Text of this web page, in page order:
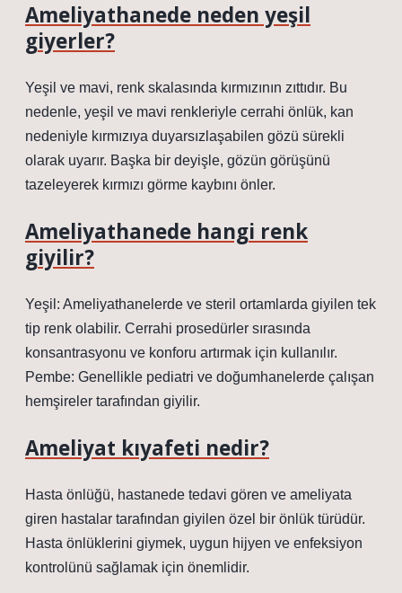
Ameliyathanede neden yeşil
giyerler?
Yeşil ve mavi, renk skalasında kırmızının zıttıdır. Bu
nedenle, yeşil ve mavi renkleriyle cerrahi önlük, kan
nedeniyle kırmızıya duyarsızlaşabilen gözü sürekli
olarak uyarır. Başka bir deyişle, gözün görüşünü
tazeleyerek kırmızı görme kaybını önler.
Ameliyathanede hangi renk
giyilir?
Yeşil: Ameliyathanelerde ve steril ortamlarda giyilen tek
tip renk olabilir. Cerrahi prosedürler sırasında
konsantrasyonu ve konforu artırmak için kullanılır.
Pembe: Genellikle pediatri ve doğumhanelerde çalışan
hemşireler tarafından giyilir.
Ameliyat kıyafeti nedir?
Hasta önlüğü, hastanede tedavi gören ve ameliyata
giren hastalar tarafından giyilen özel bir önlük türüdür.
Hasta önlüklerini giymek, uygun hijyen ve enfeksiyon
kontrolünü sağlamak için önemlidir.